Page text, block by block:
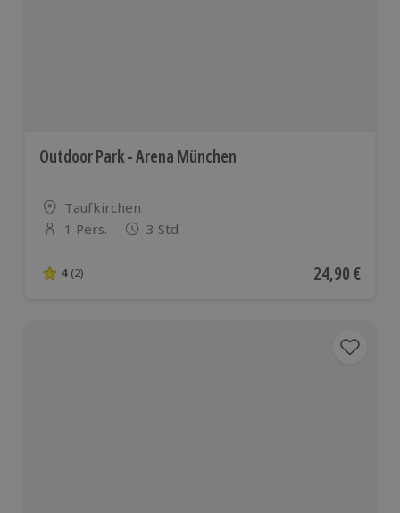
Outdoor Park - Arena München
Standort
Taufkirchen
Anzahl der Teilnehmer
1 Pers. 3 Std
4 von 5 Sternen basierend auf 2 Bewertungen
4 (2) Aktueller
24,90 €